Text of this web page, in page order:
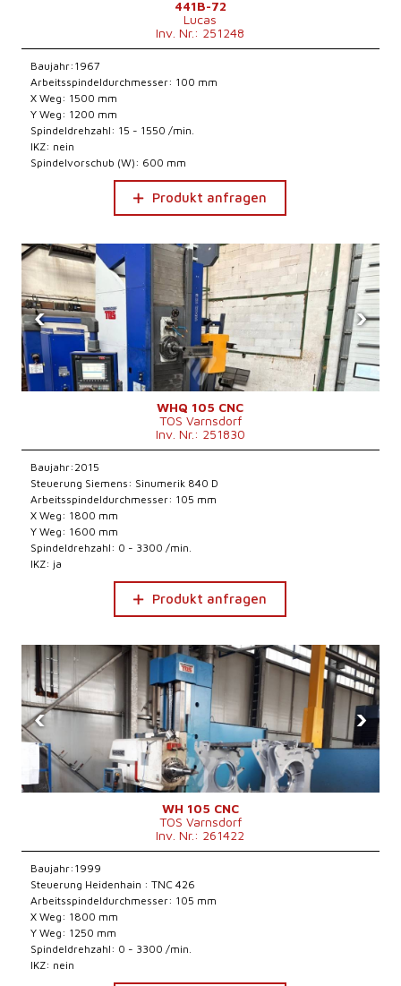
441B-72
Lucas
Inv. Nr.: 251248
Baujahr:1967
Arbeitsspindeldurchmesser: 100 mm
X Weg: 1500 mm
Y Weg: 1200 mm
Spindeldrehzahl: 15 - 1550 /min.
IKZ: nein
Spindelvorschub (W): 600 mm
Produkt anfragen
‹ ›
WHQ 105 CNC
TOS Varnsdorf
Inv. Nr.: 251830
Baujahr:2015
Steuerung Siemens: Sinumerik 840 D
Arbeitsspindeldurchmesser: 105 mm
X Weg: 1800 mm
Y Weg: 1600 mm
Spindeldrehzahl: 0 - 3300 /min.
IKZ: ja
Produkt anfragen
‹ ›
WH 105 CNC
TOS Varnsdorf
Inv. Nr.: 261422
Baujahr:1999
Steuerung Heidenhain : TNC 426
Arbeitsspindeldurchmesser: 105 mm
X Weg: 1800 mm
Y Weg: 1250 mm
Spindeldrehzahl: 0 - 3300 /min.
IKZ: nein